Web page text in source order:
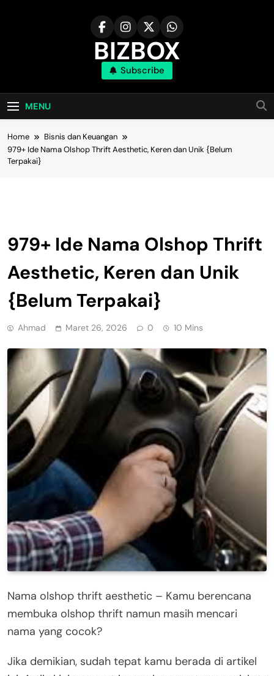
BIZBOX
Bizbox – Media Informasi Terkini
Subscribe
MENU
Home
Bisnis dan Keuangan
979+ Ide Nama Olshop Thrift Aesthetic, Keren dan Unik {Belum
Terpakai}
979+ Ide Nama Olshop Thrift
Aesthetic, Keren dan Unik
{Belum Terpakai}
Ahmad Maret 26, 2026 0 10 Mins
Nama olshop thrift aesthetic – Kamu berencana
membuka olshop thrift namun masih mencari
nama yang cocok?
Jika demikian, sudah tepat kamu berada di artikel